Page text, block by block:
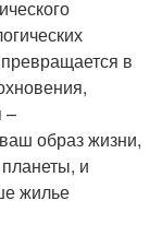
в
–
образ жизни,
и
жилье